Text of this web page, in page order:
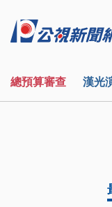
總預算審查 漢光